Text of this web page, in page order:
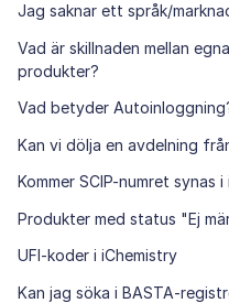
Jag saknar ett språk/
Vad är skillnaden mellan
produkter?
Vad betyder
Kan vi dölja en avdelning
Kommer SCIP-numret synas
Produkter med status "Ej
UFI-koder i iChemistry
Kan jag söka i BASTA-